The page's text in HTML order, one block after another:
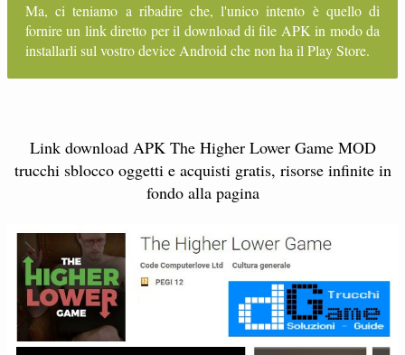
Ma, ci teniamo a ribadire che, l'unico intento è quello di
fornire un link diretto per il download di file APK in modo da
installarli sul vostro device Android che non ha il Play Store.
Link download APK The Higher Lower Game MOD
trucchi sblocco oggetti e acquisti gratis, risorse infinite in
fondo alla pagina